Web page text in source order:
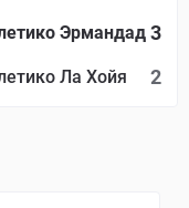
Эрмандад 3
Ла Хойя 2